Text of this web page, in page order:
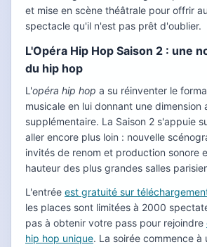
et mise en scène théâtrale pour offrir
spectacle qu'il n'est pas prêt d'oublier.
L'Opéra Hip Hop Saison 2 : une
du hip hop
L'opéra hip hop a su réinventer le
musicale en lui donnant une dimension
supplémentaire. La Saison 2 s'appuie
aller encore plus loin : nouvelle
invités de renom et production sonore
hauteur des plus grandes salles
L'entrée est gratuité sur
les places sont limitées à 2000
pas à obtenir votre pass pour rejoindre
hip hop unique. La soirée commence à